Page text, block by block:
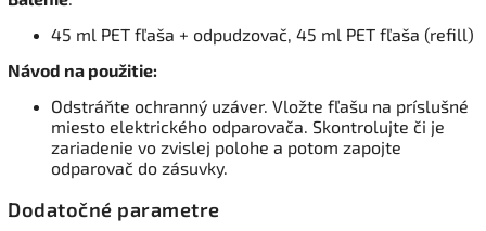
45 ml PET fľaša + odpudzovač, 45 ml PET fľaša (refill)
Návod na použitie:
Odstráňte ochranný uzáver. Vložte fľašu na príslušné
miesto elektrického odparovača. Skontrolujte či je
zariadenie vo zvislej polohe a potom zapojte
odparovač do zásuvky.
Dodatočné parametre